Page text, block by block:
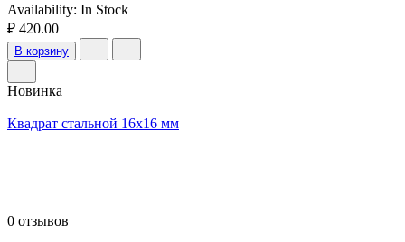
Availability: In Stock
₽ 420.00
В корзину
Новинка
Квадрат стальной 16х16 мм
0 отзывов